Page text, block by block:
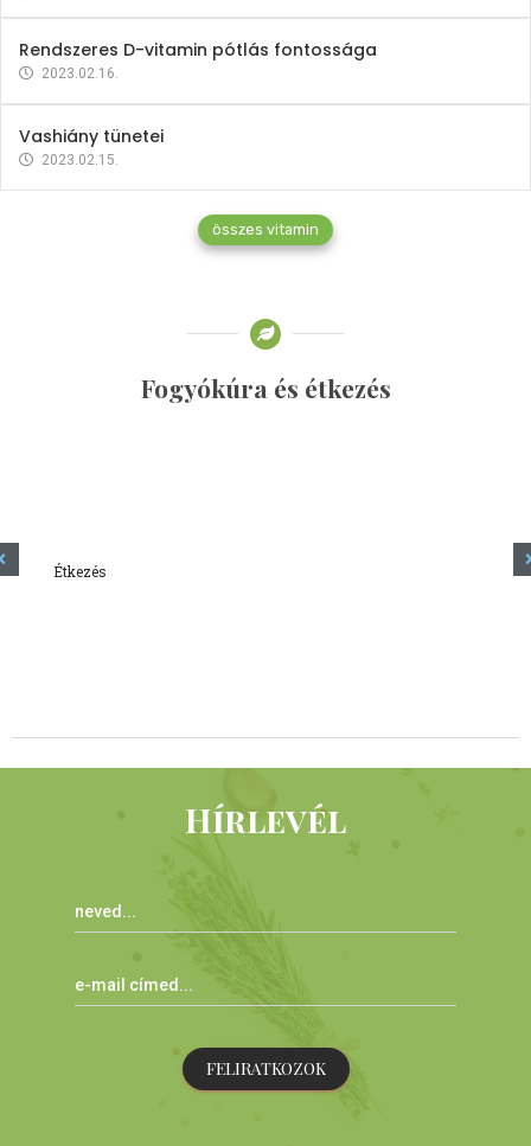
Rendszeres D-vitamin pótlás fontossága
2023.02.16.
Vashiány tünetei
2023.02.15.
összes vitamin
Fogyókúra és étkezés
Étkezés
Hírlevél
FELIRATKOZOK